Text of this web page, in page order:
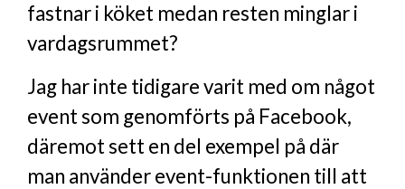
fastnar i köket medan resten minglar i
vardagsrummet?
Jag har inte tidigare varit med om något
event som genomförts på Facebook,
däremot sett en del exempel på där
man använder event-funktionen till att